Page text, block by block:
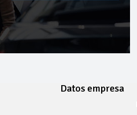
Datos empresa